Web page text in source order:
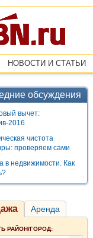
НОВОСТИ И СТАТЬИ
обсуждения
вычет:
2016
чистота
проверяем сами
в недвижимости. Как
Аренда
РАЙОН/ГОРОД: